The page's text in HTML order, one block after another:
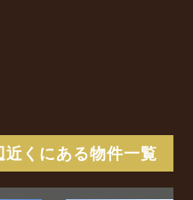
くにある物件一覧